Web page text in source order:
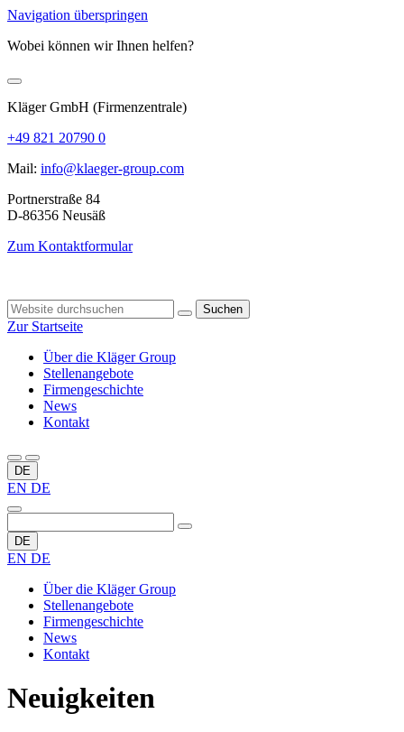
Navigation überspringen
Wobei können wir Ihnen helfen?
Kläger GmbH (Firmenzentrale)
+49 821 20790 0
Mail: info@klaeger-group.com
Portnerstraße 84
D-86356 Neusäß
Zum Kontaktformular
Suchen
Zur Startseite
Über die Kläger Group
Stellenangebote
Firmengeschichte
News
Kontakt
DE
EN DE
DE
EN DE
Über die Kläger Group
Stellenangebote
Firmengeschichte
News
Kontakt
Neuigkeiten